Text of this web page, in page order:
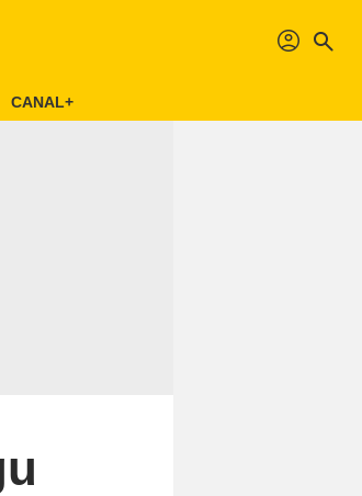
profil search
CANAL+